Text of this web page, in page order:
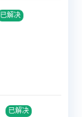
已解决
已解决